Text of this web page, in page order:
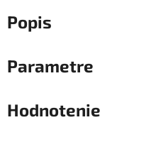
Popis
Parametre
Hodnotenie